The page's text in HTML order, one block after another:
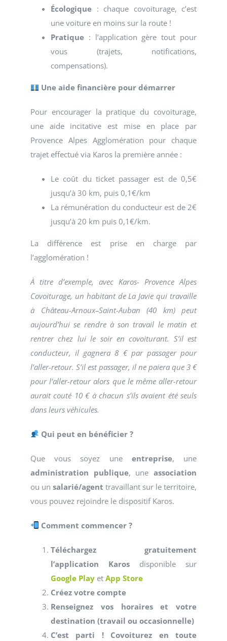
Écologique : chaque covoiturage, c’est
une voiture en moins sur la route !
Pratique : l’application gère tout pour
vous (trajets, notifications,
compensations).
Une aide financière pour démarrer
Pour encourager la pratique du covoiturage,
une aide incitative est mise en place par
Provence Alpes Agglomération pour chaque
trajet effectué via Karos la première année :
Le coût du ticket passager est de 0,5€
jusqu’à 30 km, puis 0,1€/km
La rémunération du conducteur est de 2€
jusqu’à 20 km puis 0,1€/km.
La différence est prise en charge par
l’agglomération !
À titre d’exemple, avec Karos- Provence Alpes
Covoiturage, un habitant de La Javie qui travaille
à Château-Arnoux–Saint-Auban (40 km) peut
aujourd’hui se rendre à son travail le matin et
rentrer chez lui le soir en covoiturant. S’il est
conducteur, il gagnera 8 € par passager pour
l’aller-retour. S’il est passager, il ne paiera que 3 €
pour l’aller-retour alors que le même aller-retour
aurait couté 10 € à chacun s’ils avaient été seuls
dans leurs véhicules.
Qui peut en bénéficier ?
Que vous soyez une entreprise, une
administration publique, uneassociation
ou un salarié/agent travaillant sur le territoire,
vous pouvez rejoindre le dispositif Karos.
Comment commencer ?
Téléchargez gratuitement
l’application Karos disponible sur
Google Play et App Store
Créez votre compte
Renseignez vos horaires et votre
destination (travail ou occasionnelle)
C’est parti ! Covoiturez en toute